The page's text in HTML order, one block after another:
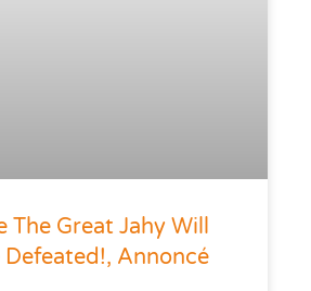
The Great Jahy Will
Defeated!, Annoncé